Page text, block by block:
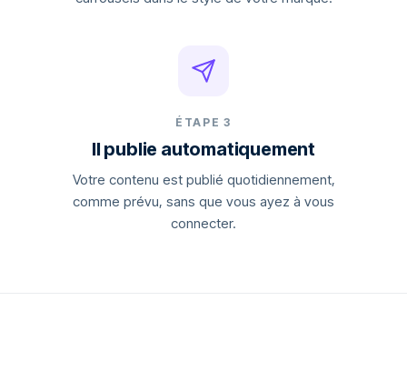
ÉTAPE 3
Il publie automatiquement
Votre contenu est publié quotidiennement,
comme prévu, sans que vous ayez à vous
connecter.